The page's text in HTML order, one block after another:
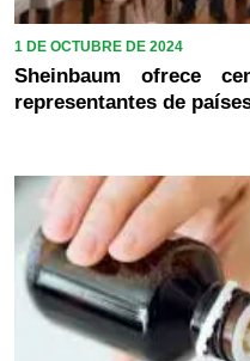
1 DE OCTUBRE DE 2024
Sheinbaum ofrece
representantes de